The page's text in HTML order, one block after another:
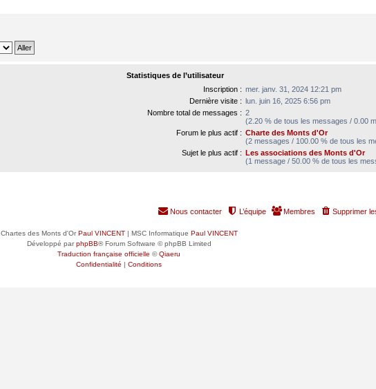
Statistiques de l’utilisateur
Inscription : mer. janv. 31, 2024 12:21 pm
Dernière visite : lun. juin 16, 2025 6:56 pm
Nombre total de messages : 2
(2.20 % de tous les messages / 0.00
Forum le plus actif : Charte des Monts d'Or
(2 messages / 100.00 % de tous les
Sujet le plus actif : Les associations des Monts d'Or
(1 message / 50.00 % de tous les
Supprimer
Membres
L’équipe
Nous contacter
Chartes des Monts d'OrPaul VINCENT| MSC Informatique Paul VINCENT
Développé parphpBB® Forum Software © phpBB Limited
Traduction française officielle ©Qiaeru
Confidentialité | Conditions